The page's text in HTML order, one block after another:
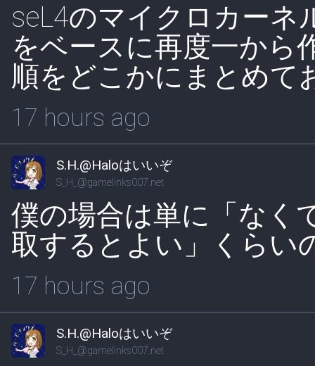
seL4のマイクロカーネ
をベースに再度一から
順をどこかにまとめて
17 hours ago
S.H.@Haloはいいぞ
S_H_@gamelinks007.net
僕の場合は単に「なく
取するとよい」くらい
17 hours ago
S.H.@Haloはいいぞ
S_H_@gamelinks007.net